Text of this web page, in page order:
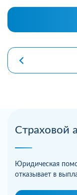
Страховой
Юридическая
отказывает в